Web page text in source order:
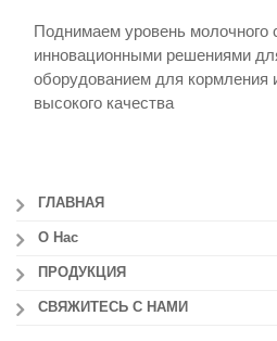
Поднимаем уровень молочного
инновационными решениями
оборудованием для кормления
высокого качества
ГЛАВНАЯ
О Нас
ПРОДУКЦИЯ
СВЯЖИТЕСЬ С НАМИ